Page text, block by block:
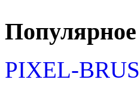
Популярное
PIXEL-